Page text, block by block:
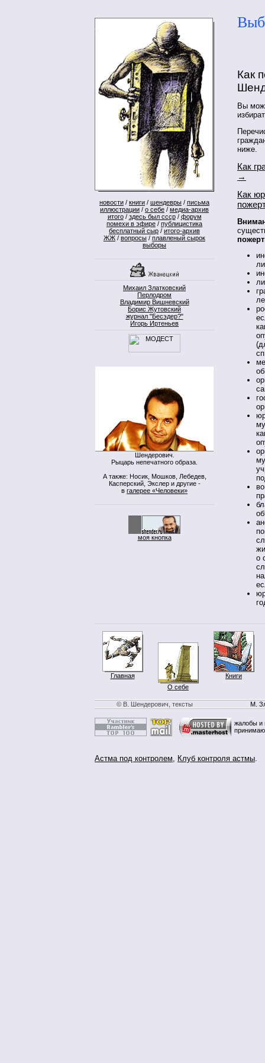
новости / книги / шендевры / письма
иллюстрации / о себе / медиа-архив
итого/ здесь был ссср/ форум
помехи в эфире / публицистика
бесплатный сыр / итого-архив
ЖЖ / вопросы / плавленый сырок
выборы
Михаил Златковский
Перлодром
Владимир Вишневский
Борис Жутовский
журнал "Бесэдер?"
Игорь Иртеньев
Шендерович.
Рыцарь непечатного образа.
А также: Носик, Мошков, Лебедев,
Касперский, Экслер и другие -
в галерее «Человеки»
моя кнопка
Как
Вы
ниже.
Как
→
Как
о
Главная
О себе
Книги
© В. Шендерович, тексты М.
жалобы и
Астма под контролем, Клуб контроля астмы.